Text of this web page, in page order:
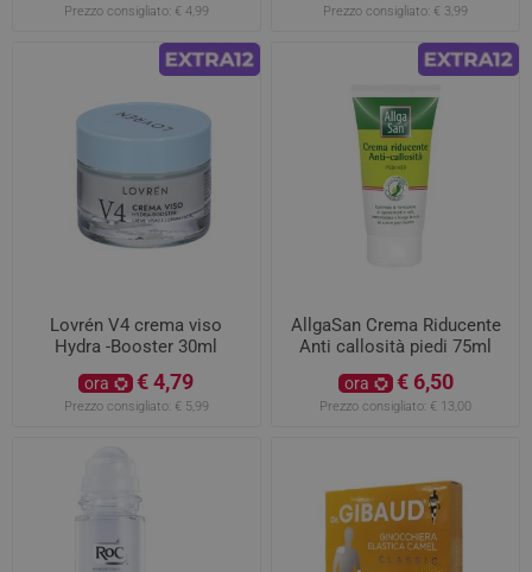
Prezzo consigliato: € 4,99 Prezzo consigliato: € 3,99
Lovrén V4 crema viso
Hydra -Booster 30ml
ora € 4,79
Prezzo consigliato: € 5,99
AllgaSan Crema Riducente
Anti callosità piedi 75ml
ora € 6,50
Prezzo consigliato: € 13,00